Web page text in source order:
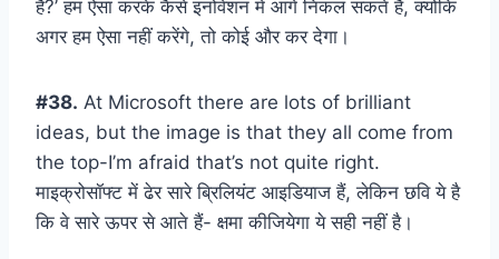
हैं?’ हम ऐसा करके कैसे इनोवेशन में आगे निकल सकते हैं, क्योंकि
अगर हम ऐसा नहीं करेंगे, तो कोई और कर देगा।
#38. At Microsoft there are lots of brilliant
ideas, but the image is that they all come from
the top-I’m afraid that’s not quite right.
माइक्रोसॉफ्ट में ढेर सारे ब्रिलियंट आइडियाज हैं, लेकिन छवि ये है
कि वे सारे ऊपर से आते हैं- क्षमा कीजियेगा ये सही नहीं है।